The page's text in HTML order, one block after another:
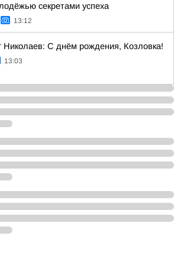
секретами успеха
13:12
Николаев: С днём рождения, Козловка!
13:03